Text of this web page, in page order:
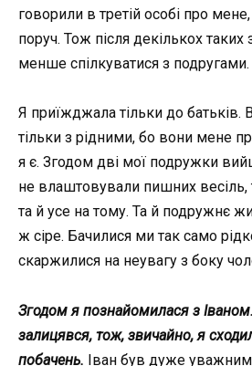
говорили в третій особі про
поруч. Тож після декількох таких
менше спілкуватися з подругами.
Я приїжджала тільки до батьків.
тільки з рідними, бо вони мене
я є. Згодом дві мої подружки
не влаштовували пишних весіль,
та й усе на тому. Та й подружнє
ж сіре. Бачилися ми так само
скаржилися на неувагу з боку
Згодом я познайомилася з
залицявся, тож, звичайно, я
побачень. Іван був дуже